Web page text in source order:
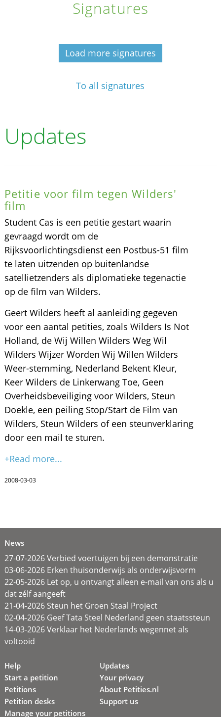
Signatures
Load more signatures
To all signatures
Updates
Petitie voor film tegen Wilders'
film
Student Cas is een petitie gestart waarin
gevraagd wordt om de
Rijksvoorlichtingsdienst een Postbus-51 film
te laten uitzenden op buitenlandse
satellietzenders als diplomatieke tegenactie
op de film van Wilders.
Geert Wilders heeft al aanleiding gegeven
voor een aantal petities, zoals Wilders Is Not
Holland, de Wij Willen Wilders Weg Wil
Wilders Wijzer Worden Wij Willen Wilders
Weer-stemming, Nederland Bekent Kleur,
Keer Wilders de Linkerwang Toe, Geen
Overheidsbeveiliging voor Wilders, Steun
Doekle, een peiling Stop/Start de Film van
Wilders, Steun Wilders of een steunverklaring
door een mail te sturen.
+Read more...
2008-03-03
News
27-07-2026 Verbied voertuigen bij een demonstratie
03-06-2026 Erken thuisonderwijs als onderwijsvorm
22-05-2026 Let op, u ontvangt alleen e-mail van ons als u
dat zélf aangeeft
21-04-2026 Steun het Groen Staal Project
02-04-2026 Geef Tata Steel Nederland geen staatssteun
14-03-2026 Verklaar het Nederlands wegennet als
voltooid
Help
Start a petition
Petitions
Petition desks
Manage your petitions
Updates
Your privacy
About Petities.nl
Support us